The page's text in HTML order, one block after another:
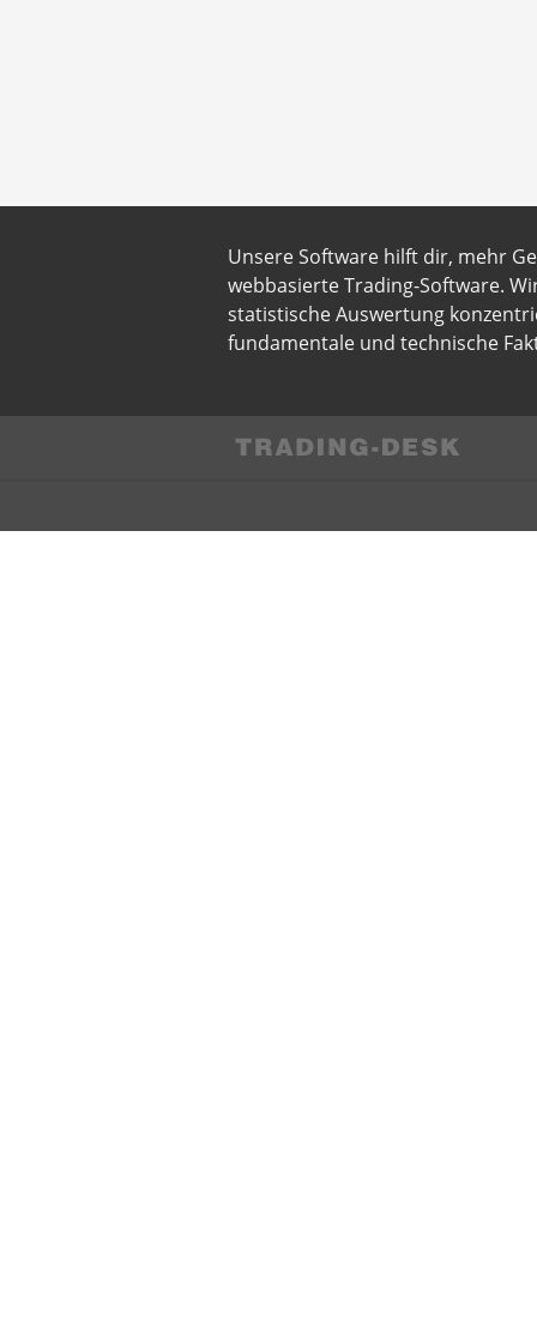
Unsere Software hilft dir, mehr
webbasierte Trading-Software.
statistische Auswertung
fundamentale und technische